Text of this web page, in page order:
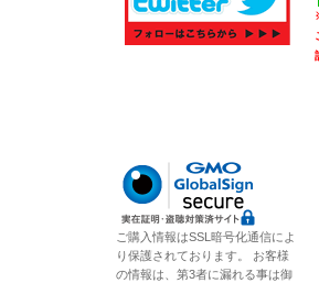
ご購入情報はSSL暗号化通信によ
り保護されております。 お客様
の情報は、第3者に漏れる事は御